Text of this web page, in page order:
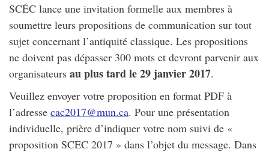
SCÉC lance une invitation formelle aux membres à
soumettre leurs propositions de communication sur tout
sujet concernant l’antiquité classique. Les propositions
ne doivent pas dépasser 300 mots et devront parvenir aux
organisateurs au plus tard le 29 janvier 2017.
Veuillez envoyer votre proposition en format PDF à
l’adresse cac2017@mun.ca. Pour une présentation
individuelle, prière d’indiquer votre nom suivi de «
proposition SCEC 2017 » dans l’objet du message. Dans